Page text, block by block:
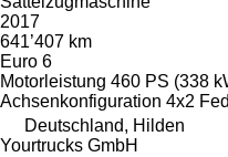
2017
641’407 km
Euro 6
Motorleistung 460 PS (338
Achsenkonfiguration 4x2
Deutschland, Hilden
Yourtrucks GmbH